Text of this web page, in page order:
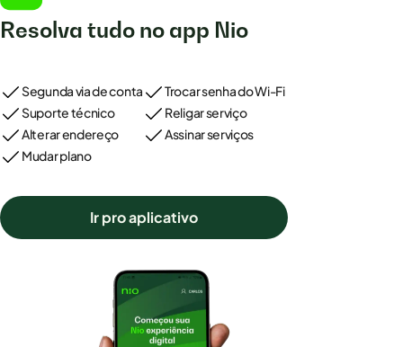
Resolva tudo no app Nio
Segunda via de conta
Suporte técnico
Alterar endereço
Mudar plano
Trocar senha do Wi-Fi
Religar serviço
Assinar serviços
Ir pro aplicativo